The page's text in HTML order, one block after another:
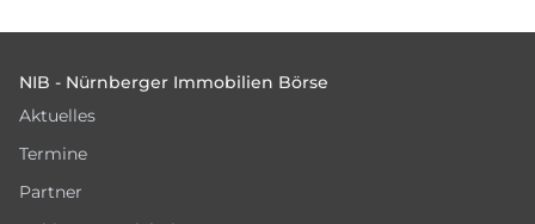
NIB - Nürnberger Immobilien Börse
Aktuelles
Termine
Partner